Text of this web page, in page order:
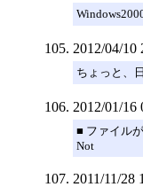
2012/04/10
ちょっと、
2012/01/16
■ ファイル
Not
2011/11/28